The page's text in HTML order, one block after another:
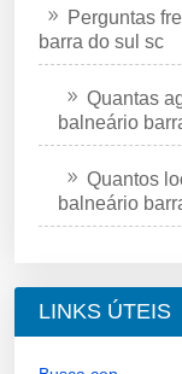
Perguntas
barra do sul sc
Quantas
balneário
Quantos
balneário
LINKS ÚTEIS